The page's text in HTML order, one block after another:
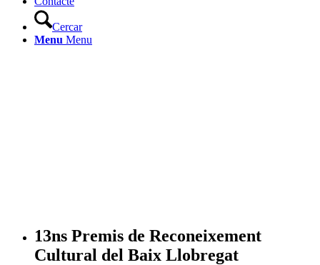
Cercar
Menu Menu
13ns Premis de Reconeixement
Cultural del Baix Llobregat